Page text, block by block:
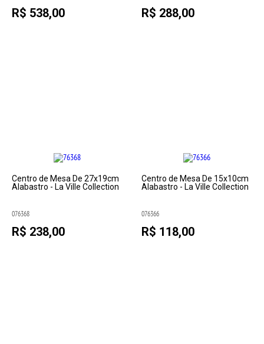
R$ 538,00 R$ 288,00
Centro de Mesa De 27x19cm
Alabastro - La Ville Collection
076368
R$ 238,00
Centro de Mesa De 15x10cm
Alabastro - La Ville Collection
076366
R$ 118,00